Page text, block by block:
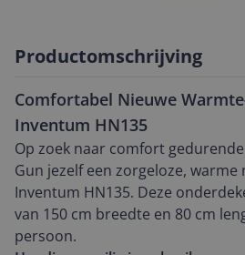
Productomschrijving
Comfortabel Nieuwe
Inventum HN135
Op zoek naar comfort
Gun jezelf een zorgeloze, warme
Inventum HN135. Deze
van 150 cm breedte en 80 cm
persoon.